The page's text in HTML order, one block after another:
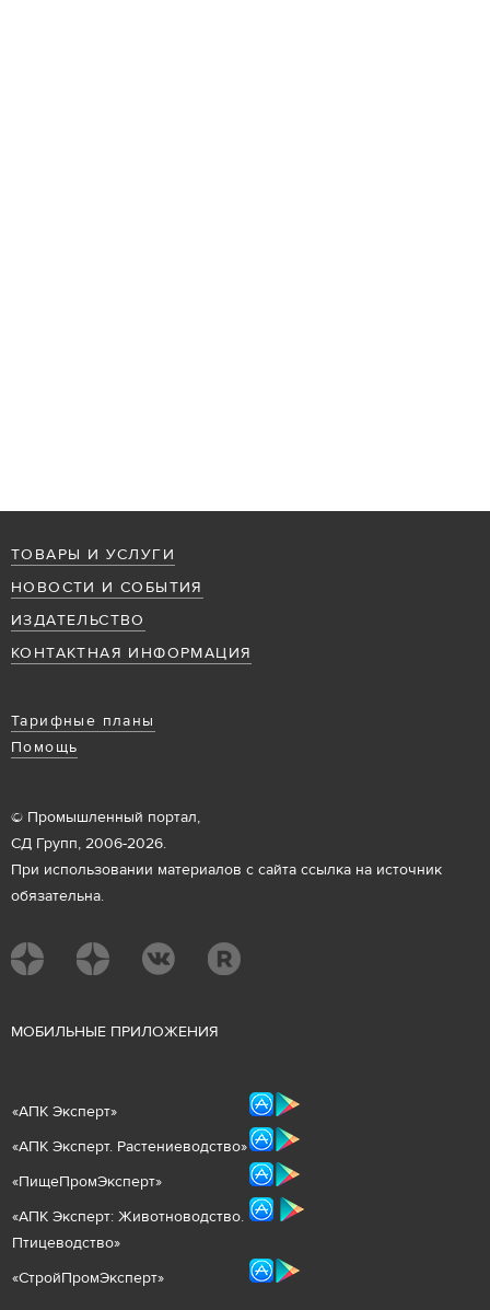
ТОВАРЫ И УСЛУГИ
НОВОСТИ И СОБЫТИЯ
ИЗДАТЕЛЬСТВО
КОНТАКТНАЯ ИНФОРМАЦИЯ
Тарифные планы
Помощь
© Промышленный портал,
СД Групп, 2006-2026.
При использовании материалов с сайта ссылка на источник
обязательна.
МОБИЛЬНЫЕ ПРИЛОЖЕНИЯ
«АПК Эксперт»
«АПК Эксперт. Растениеводство»
«ПищеПромЭксперт»
«АПК Эксперт: Животноводство.
Птицеводство»
«СтройПромЭксперт»